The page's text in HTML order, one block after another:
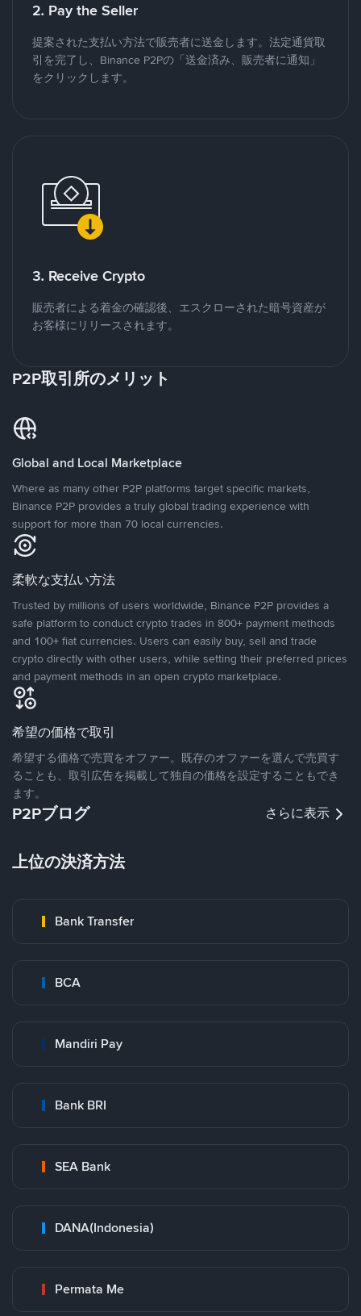
2. Pay the Seller
提案された支払い方法で販売者に送金します。法定通貨取
引を完了し、Binance P2Pの「送金済み、販売者に通知」
をクリックします。
3. Receive Crypto
販売者による着金の確認後、エスクローされた暗号資産が
お客様にリリースされます。
P2P取引所のメリット
Global and Local Marketplace
Where as many other P2P platforms target specific markets,
Binance P2P provides a truly global trading experience with
support for more than 70 local currencies.
柔軟な支払い方法
Trusted by millions of users worldwide, Binance P2P provides a
safe platform to conduct crypto trades in 800+ payment methods
and 100+ fiat currencies. Users can easily buy, sell and trade
crypto directly with other users, while setting their preferred prices
and payment methods in an open crypto marketplace.
希望の価格で取引
希望する価格で売買をオファー。既存のオファーを選んで売買す
ることも、取引広告を掲載して独自の価格を設定することもでき
ます。
P2Pブログ さらに表示
上位の決済方法
Bank Transfer
BCA
Mandiri Pay
Bank BRI
SEA Bank
DANA(Indonesia)
Permata Me